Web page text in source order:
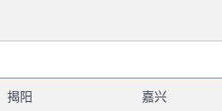
揭阳 嘉兴